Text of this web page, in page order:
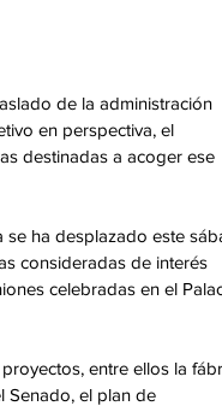
de la administración
en perspectiva, el
destinadas a acoger ese
se ha desplazado este
consideradas de interés
celebradas en el
entre ellos la
Senado, el plan de